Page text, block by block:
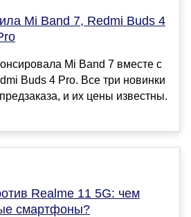
Mi Band 7, Redmi Buds 4
Mi Band 7 вместе с
Buds 4 Pro. Все три новинки
и их цены известны.
Realme 11 5G: чем
смартфоны?